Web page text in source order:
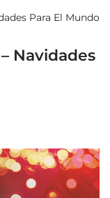
Para El Mundo
Navidades